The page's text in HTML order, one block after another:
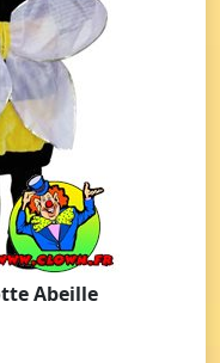
Abeille